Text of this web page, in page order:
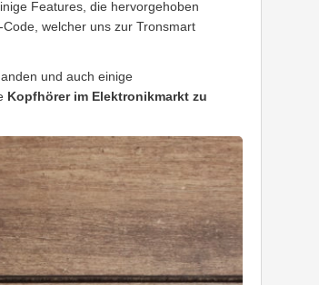
Features, die hervorgehoben
welcher uns zur Tronsmart
und auch einige
Kopfhörer im Elektronikmarkt zu